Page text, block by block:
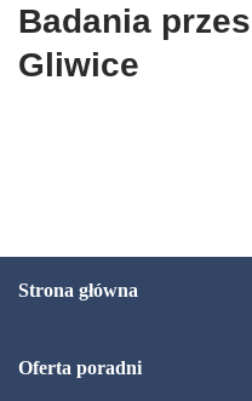
Badania
Gliwice
Strona główna
Oferta poradni